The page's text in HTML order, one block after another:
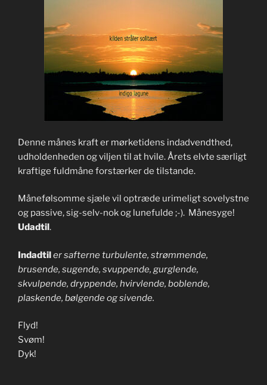
Denne månes kraft er mørketidens indadvendthed,
udholdenheden og viljen til at hvile. Årets elvte særligt
kraftige fuldmåne forstærker de tilstande.
Månefølsomme sjæle vil optræde urimeligt sovelystne
og passive, sig-selv-nok og lunefulde ;-). Månesyge!
Udadtil.
Indadtiler safterne turbulente, strømmende,
brusende, sugende, svuppende, gurglende,
skvulpende, dryppende, hvirvlende, boblende,
plaskende, bølgende og sivende.
Flyd!
Svøm!
Dyk!